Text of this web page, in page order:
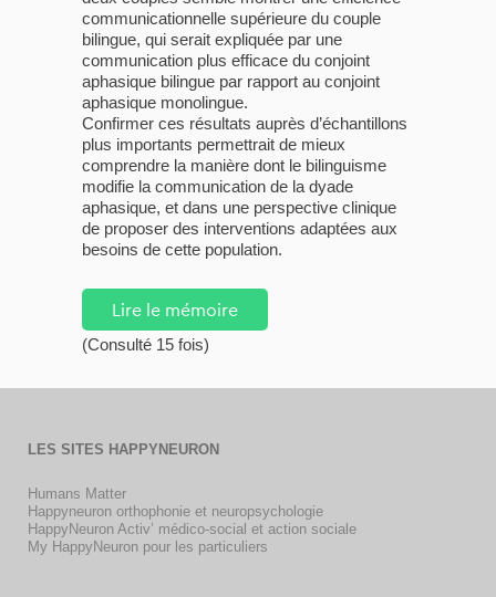
communicationnelle supérieure du couple
bilingue, qui serait expliquée par une
communication plus efficace du conjoint
aphasique bilingue par rapport au conjoint
aphasique monolingue.
Confirmer ces résultats auprès d’échantillons
plus importants permettrait de mieux
comprendre la manière dont le bilinguisme
modifie la communication de la dyade
aphasique, et dans une perspective clinique
de proposer des interventions adaptées aux
besoins de cette population.
Lire le mémoire
(Consulté 15 fois)
LES SITES HAPPYNEURON
Humans Matter
Happyneuron orthophonie et neuropsychologie
HappyNeuron Activ’ médico-social et action sociale
My HappyNeuron pour les particuliers